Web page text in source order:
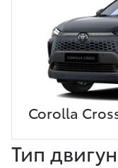
Corolla
Тип